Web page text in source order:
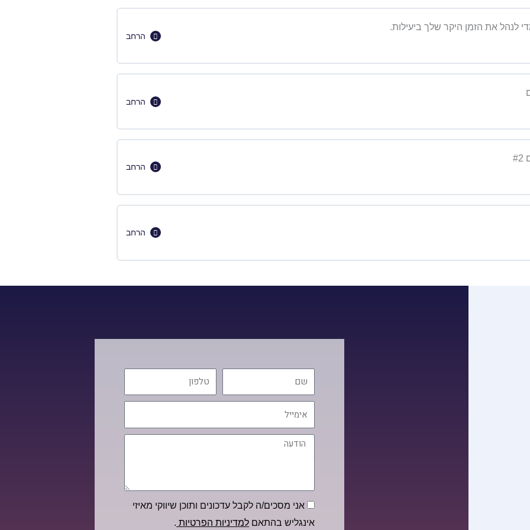
הרחב
הרחב
הרחב
הרחב
טלפון
הודעה
הסכמה
אני מסכים/ה לקבל עדכונים ותוכן שיווקי מאיזי
אינגליש בהתאם למדיניות הפרטיות .